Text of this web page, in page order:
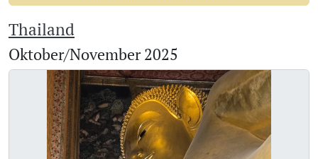
Thailand
Oktober/November 2025